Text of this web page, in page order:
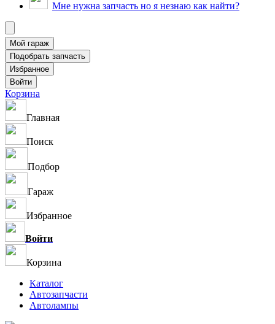
Мне нужна запчасть но я незнаю как найти?
Корзина
Главная
Поиск
Подбор
Гараж
Избранное
Войти
Корзина
Каталог
Автозапчасти
Автолампы